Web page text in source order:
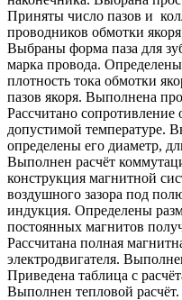
Приняты число пазов и
проводников обмотки
Выбраны форма паза для
марка провода.
плотность тока обмотки
пазов якоря. Выполнена
Рассчитано
допустимой температуре.
определены его диаметр,
Выполнен расчёт
конструкция магнитной
воздушного зазора под
индукция. Определены
постоянных магнитов
Рассчитана полная
электродвигателя.
Приведена таблица с
Выполнен тепловой расчёт.